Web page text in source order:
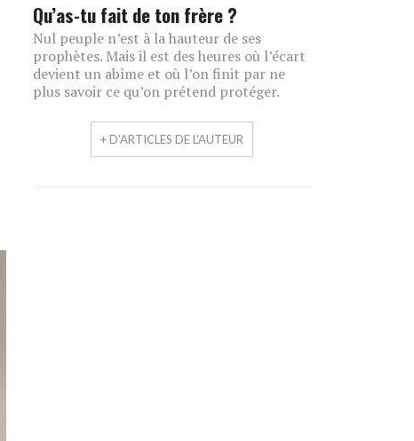
Qu’as-tu fait de ton frère ?
Nul peuple n’est à la hauteur de ses
prophètes. Mais il est des heures où l’écart
devient un abîme et où l’on finit par ne
plus savoir ce qu’on prétend protéger.
+ D'ARTICLES DE L'AUTEUR